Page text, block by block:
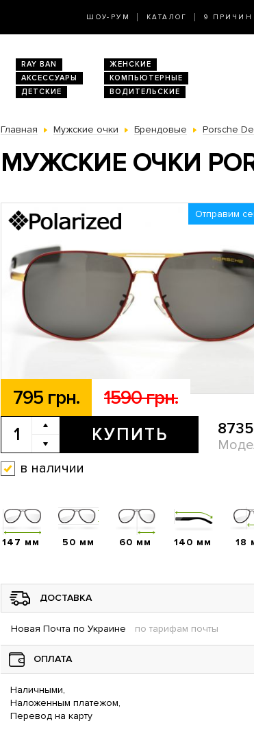
ШОУ-РУМ КАТАЛОГ 9 ПРИЧИН
RAY BAN
ЖЕНСКИЕ
АКСЕССУАРЫ
КОМПЬЮТЕРНЫЕ
ДЕТСКИЕ ВОДИТЕЛЬСКИЕ
Главная Мужские очки Брендовые Porsche
МУЖСКИЕ ОЧКИ
Отправим
795 грн. 1590 грн.
КУПИТЬ
в наличии
147 мм 50 мм 60 мм 140 мм 18
ДОСТАВКА
Новая Почта по Украине по тарифам почты
ОПЛАТА
Наличными,
Наложенным платежом,
Перевод на карту